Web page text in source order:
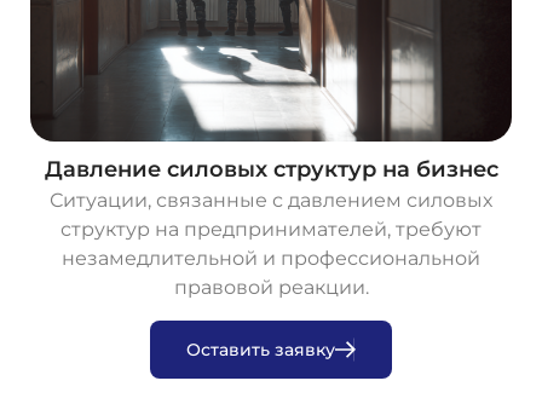
Давление силовых структур на бизнес
Ситуации, связанные с давлением силовых
структур на предпринимателей, требуют
незамедлительной и профессиональной
правовой реакции.
Оставить заявку